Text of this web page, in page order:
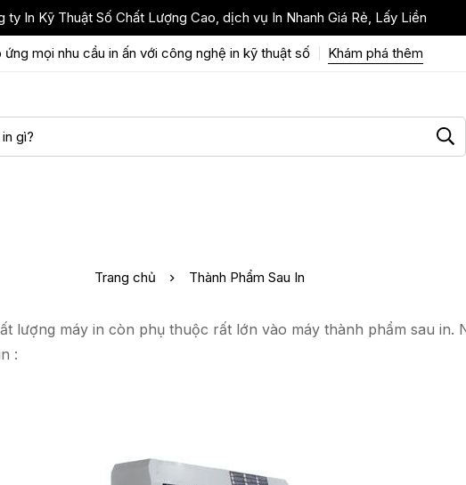
ty In Kỹ Thuật Số Chất Lượng Cao, dịch vụ In Nhanh Giá Rẻ, Lấy Liền
ứng mọi nhu cầu in ấn với công nghệ in kỹ thuật số Khám phá thêm
Trang chủ Thành Phẩm Sau In
lượng máy in còn phụ thuộc rất lớn vào máy thành phẩm sau in.
: